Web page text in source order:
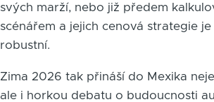
svých marží, nebo již předem
scénářem a jejich cenová strategie
robustní.
Zima 2026 tak přináší do Mexika
ale i horkou debatu o budoucnosti